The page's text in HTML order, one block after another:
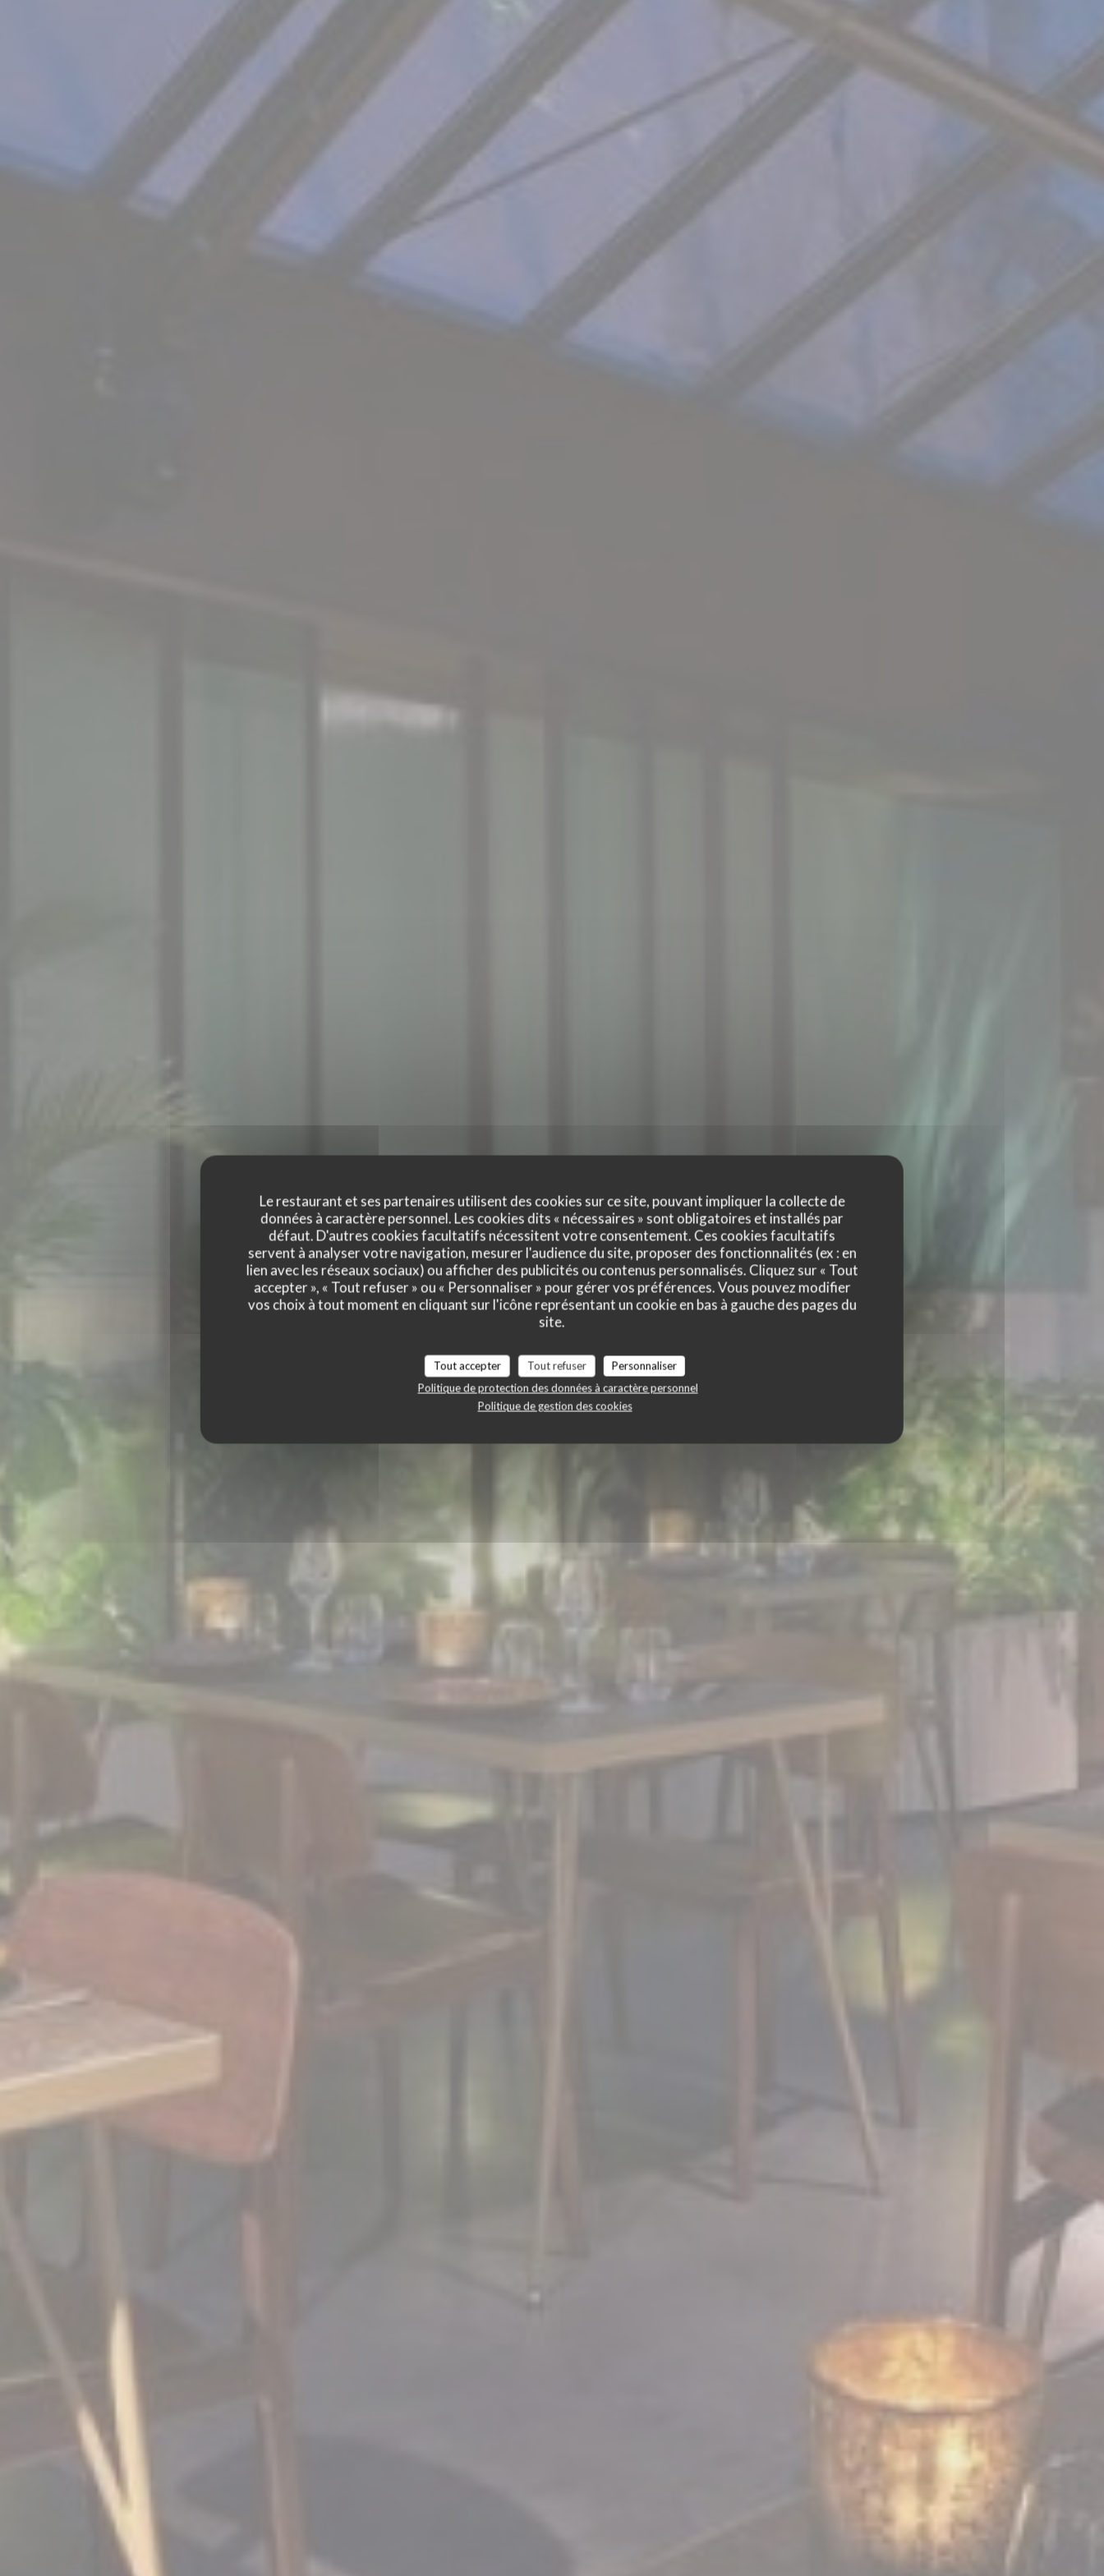
Le restaurant et ses partenaires utilisent des cookies sur ce site, pouvant impliquer la collecte de
données à caractère personnel. Les cookies dits « nécessaires » sont obligatoires et installés par
défaut. D'autres cookies facultatifs nécessitent votre consentement. Ces cookies facultatifs
servent à analyser votre navigation, mesurer l'audience du site, proposer des fonctionnalités (ex : en
lien avec les réseaux sociaux) ou afficher des publicités ou contenus personnalisés. Cliquez sur « Tout
accepter », « Tout refuser » ou « Personnaliser » pour gérer vos préférences. Vous pouvez modifier
vos choix à tout moment en cliquant sur l'icône représentant un cookie en bas à gauche des pages du
site.
Tout accepter Tout refuser
Personnaliser
Politique de protection des données à caractère personnel
Politique de gestion des cookies
TERRA RESTAURANT
TERRA RESTAURANT RESTAURANT FRANÇAIS
RÉSERVER